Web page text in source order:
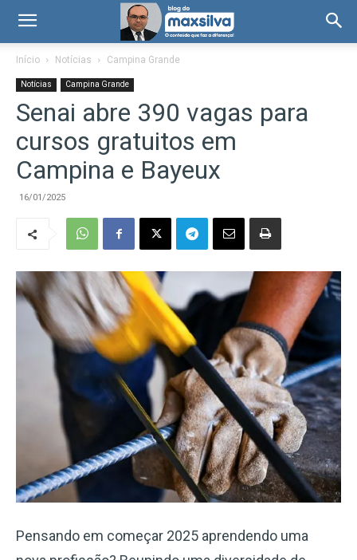
Início Notícias Campina Grande
Notícias Campina Grande
Senai abre 390 vagas para
cursos gratuitos em
Campina e Bayeux
16/01/2025
Pensando em começar 2025 aprendendo uma